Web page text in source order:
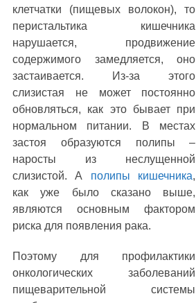
клетчатки (пищевых волокон), то
перистальтика кишечника
нарушается, продвижение
содержимого замедляется, оно
застаивается. Из-за этого
слизистая не может постоянно
обновляться, как это бывает при
нормальном питании. В местах
застоя образуются полипы –
наросты из неслущенной
слизистой. А полипы кишечника,
как уже было сказано выше,
являются основным фактором
риска для появления рака.
Поэтому для профилактики
онкологических заболеваний
пищеварительной системы